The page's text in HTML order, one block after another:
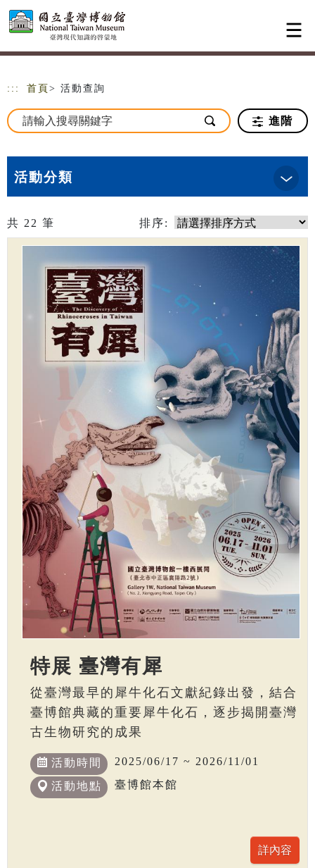
跳到主要內容
網站導覽
::: 首頁 > 活動查詢
進階
活動分類
共 22 筆 排序:
特展 臺灣有犀
從臺灣最早的犀牛化石文獻紀錄出發，結合
臺博館典藏的重要犀牛化石，逐步揭開臺灣
古生物研究的成果
活動時間 2025/06/17 ~ 2026/11/01
活動地點 臺博館本館